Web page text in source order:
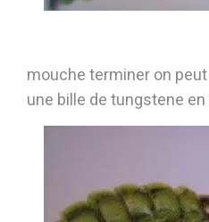
mouche terminer on
une bille de tungstene